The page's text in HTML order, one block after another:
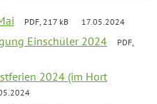
PDF, 217 kB 17.05.2024
Einschüler 2024
PDF,
2024 (im Hort